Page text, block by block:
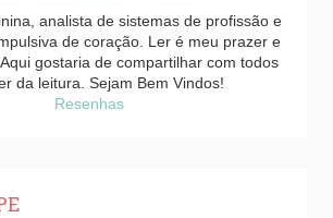
analista de sistemas de profissão e
de coração. Ler é meu prazer e
gostaria de compartilhar com todos
da leitura. Sejam Bem Vindos!
Resenhas